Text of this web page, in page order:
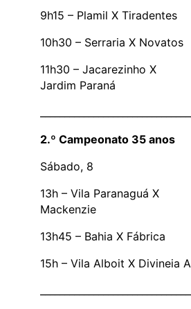
9h15 – Plamil X Tiradentes
10h30 – Serraria X Novatos
11h30 – Jacarezinho X
Jardim Paraná
2.º Campeonato 35 anos
Sábado, 8
13h – Vila Paranaguá X
Mackenzie
13h45 – Bahia X Fábrica
15h – Vila Alboit X Divineia A